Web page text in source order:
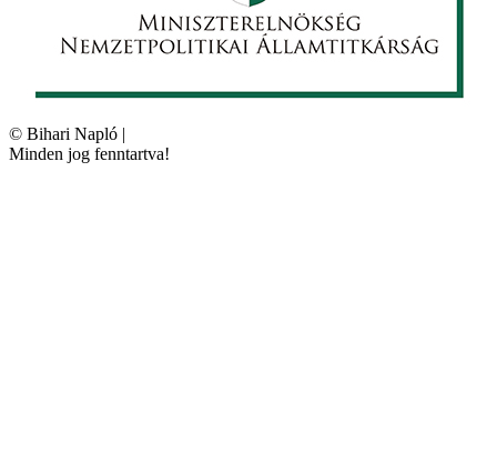
© Bihari Napló |
Minden jog fenntartva!